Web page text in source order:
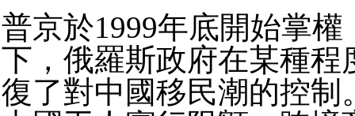
普京於1999年底開始掌權
下，俄羅斯政府在某種程
復了對中國移民潮的控制